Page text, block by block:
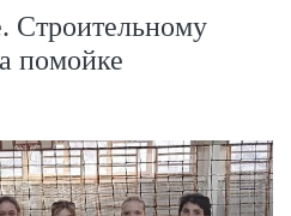
Строительному
помойке